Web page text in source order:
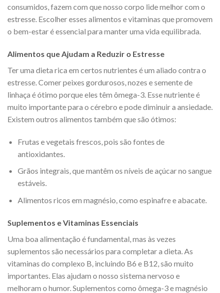
consumidos, fazem com que nosso corpo lide melhor com o
estresse. Escolher esses alimentos e vitaminas que promovem
o bem-estar é essencial para manter uma vida equilibrada.
Alimentos que Ajudam a Reduzir o Estresse
Ter uma dieta rica em certos nutrientes é um aliado contra o
estresse. Comer peixes gordurosos, nozes e semente de
linhaça é ótimo porque eles têm ômega-3. Esse nutriente é
muito importante para o cérebro e pode diminuir a ansiedade.
Existem outros alimentos também que são ótimos:
Frutas e vegetais frescos, pois são fontes de
antioxidantes.
Grãos integrais, que mantêm os níveis de açúcar no sangue
estáveis.
Alimentos ricos em magnésio, como espinafre e abacate.
Suplementos e Vitaminas Essenciais
Uma boa alimentação é fundamental, mas às vezes
suplementos são necessários para completar a dieta. As
vitaminas do complexo B, incluindo B6 e B12, são muito
importantes. Elas ajudam o nosso sistema nervoso e
melhoram o humor. Suplementos como ômega-3 e magnésio